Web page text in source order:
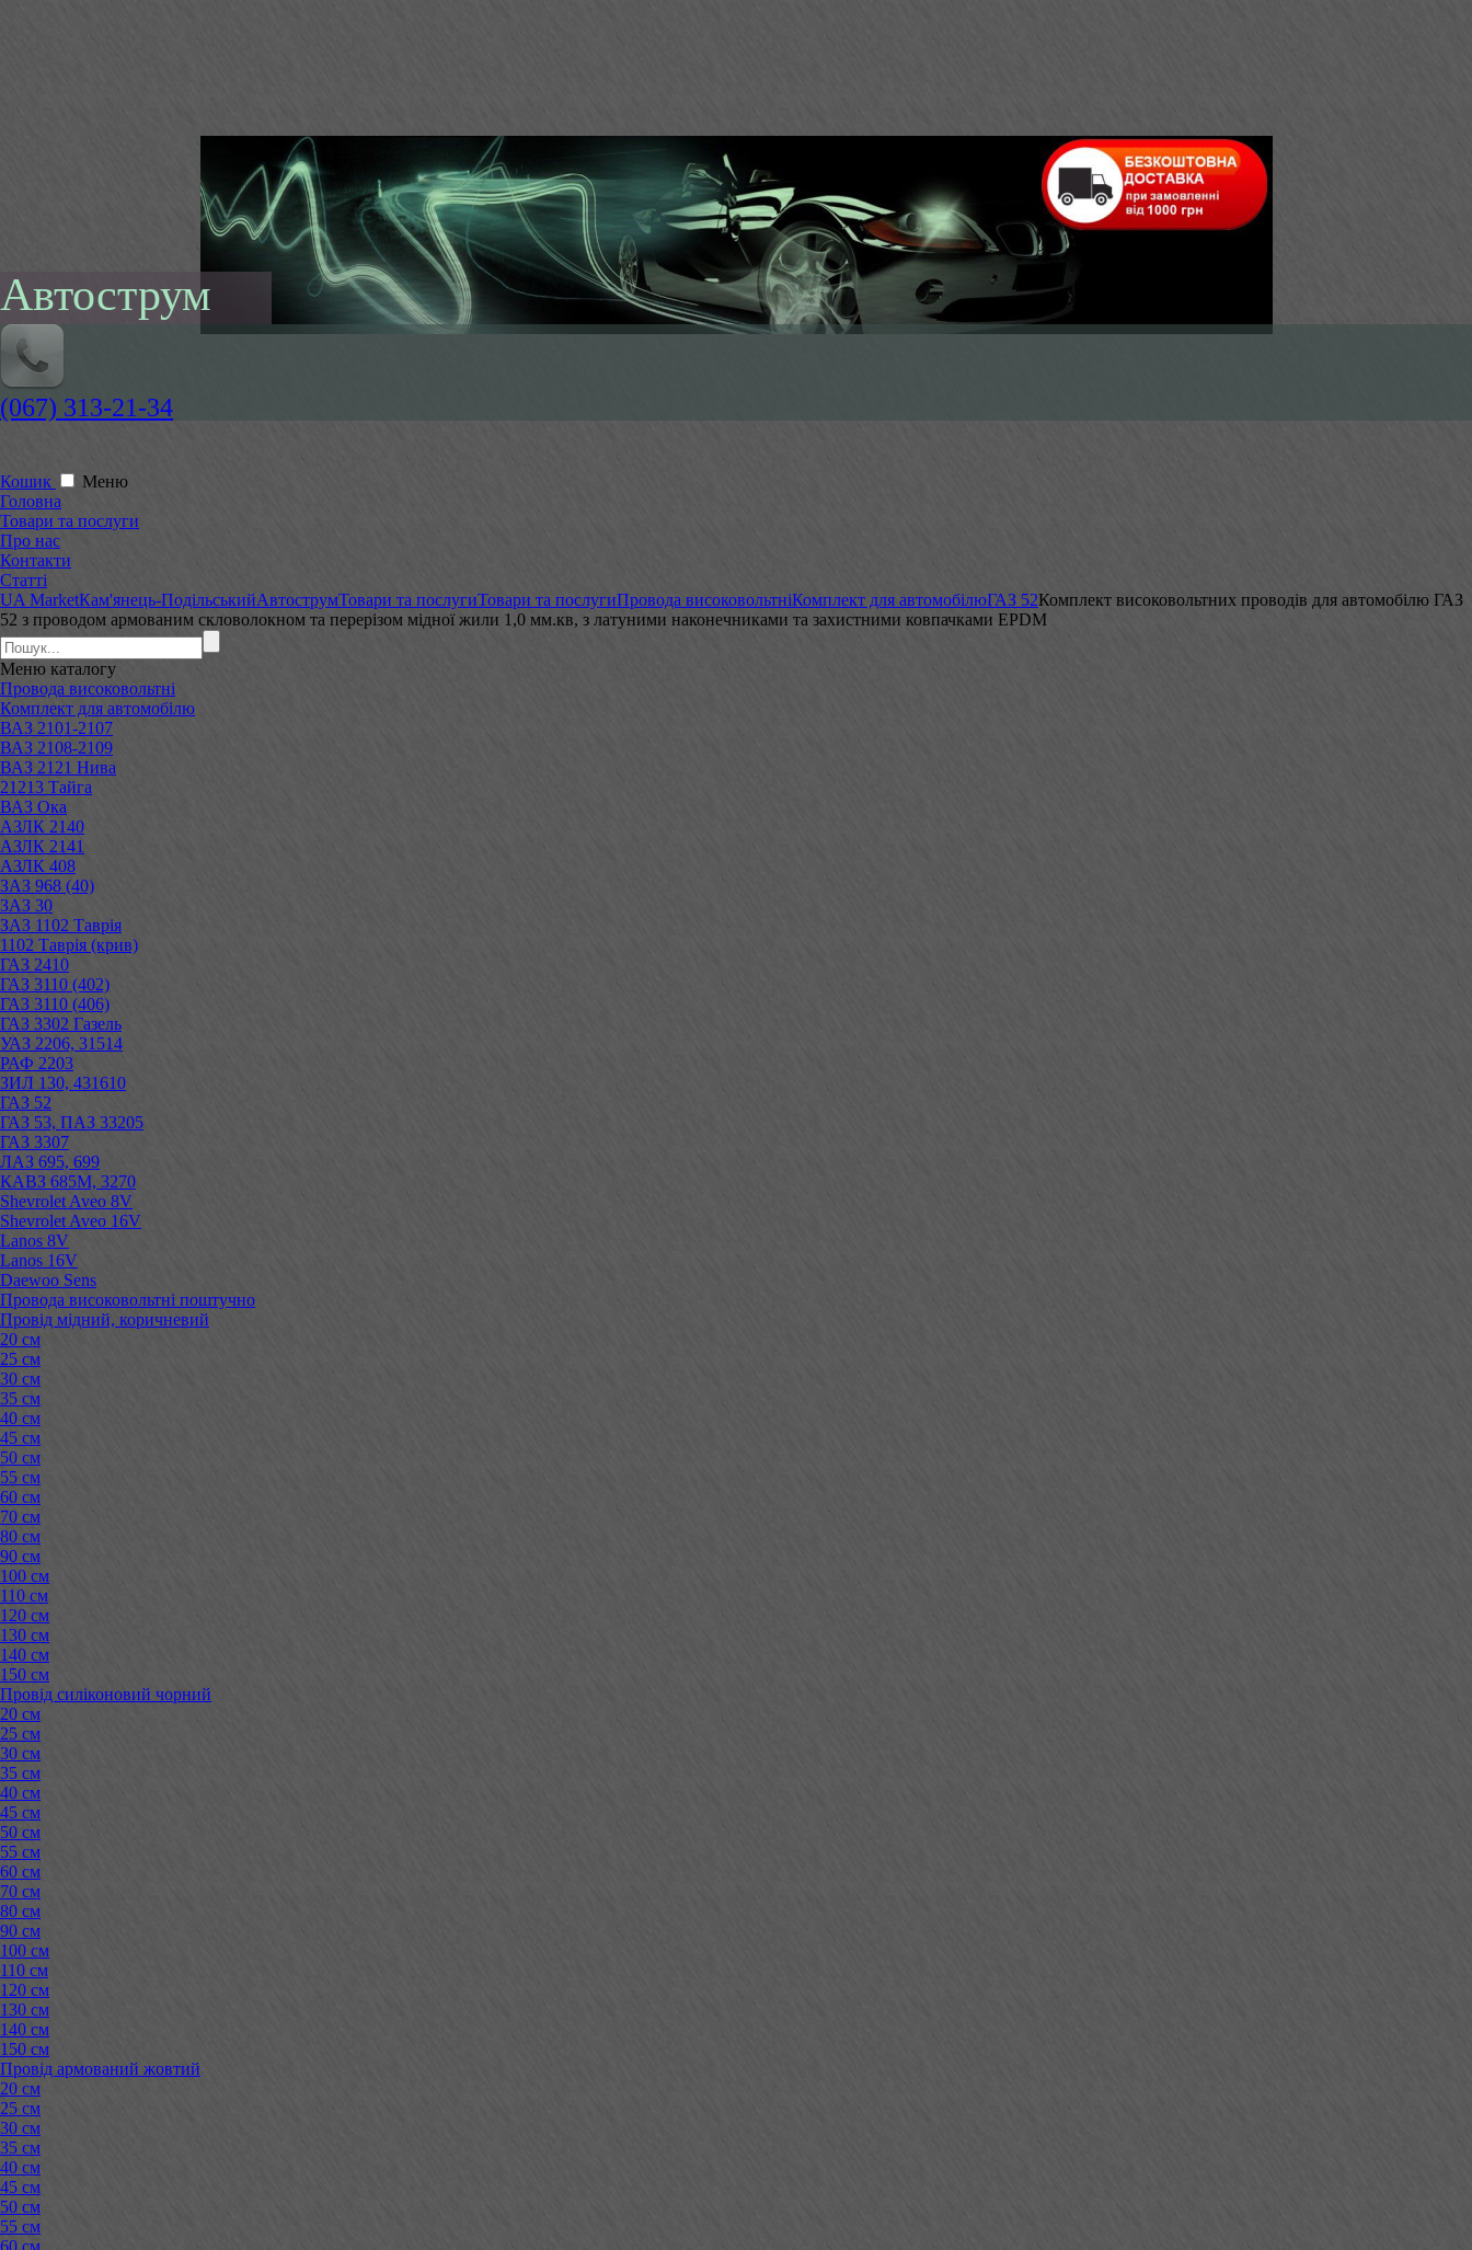
Автострум
(067) 313-21-34
Кошик
Меню
Головна
Товари та послуги
Про нас
Контакти
Статті
UA MarketКам'янець-ПодільськийАвтострумТовари та послугиТовари та послугиПровода високовольтніКомплект для автомобілюГАЗ 52Комплект високовольтних проводів для автомобілю ГАЗ
52 з проводом армованим скловолокном та перерізом мідної жили 1,0 мм.кв, з латуними наконечниками та захистними ковпачками EPDM
Меню каталогу
Провода високовольтні
Комплект для автомобілю
ВАЗ 2101-2107
ВАЗ 2108-2109
ВАЗ 2121 Нива
21213 Тайга
ВАЗ Ока
АЗЛК 2140
АЗЛК 2141
АЗЛК 408
ЗАЗ 968 (40)
ЗАЗ 30
ЗАЗ 1102 Таврія
1102 Таврія (крив)
ГАЗ 2410
ГАЗ 3110 (402)
ГАЗ 3110 (406)
ГАЗ 3302 Газель
УАЗ 2206, 31514
РАФ 2203
ЗИЛ 130, 431610
ГАЗ 52
ГАЗ 53, ПАЗ 33205
ГАЗ 3307
ЛАЗ 695, 699
КАВЗ 685М, 3270
Shevrolet Aveo 8V
Shevrolet Aveo 16V
Lanos 8V
Lanos 16V
Daewoo Sens
Провода високовольтні поштучно
Провід мідний, коричневий
20 см
25 см
30 см
35 см
40 см
45 см
50 см
55 см
60 см
70 см
80 см
90 см
100 см
110 см
120 см
130 см
140 см
150 см
Провід силіконовий чорний
20 см
25 см
30 см
35 см
40 см
45 см
50 см
55 см
60 см
70 см
80 см
90 см
100 см
110 см
120 см
130 см
140 см
150 см
Провід армований жовтий
20 см
25 см
30 см
35 см
40 см
45 см
50 см
55 см